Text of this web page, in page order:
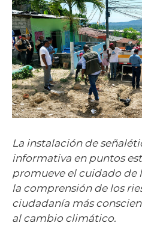
La instalación de
informativa en puntos
promueve el cuidado de
la comprensión de los
ciudadanía más
al cambio climático.